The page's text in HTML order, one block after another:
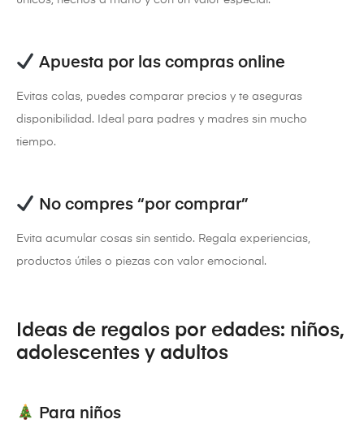
Apuesta por las compras online
Evitas colas, puedes comparar precios y te aseguras
disponibilidad. Ideal para padres y madres sin mucho
tiempo.
No compres “por comprar”
Evita acumular cosas sin sentido. Regala experiencias,
productos útiles o piezas con valor emocional.
Ideas de regalos por edades: niños,
adolescentes y adultos
Para niños